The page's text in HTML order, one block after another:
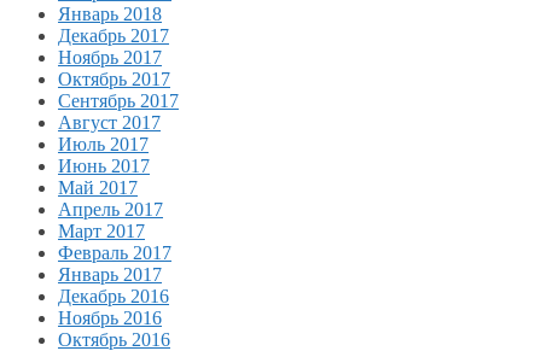
Январь 2018
Декабрь 2017
Ноябрь 2017
Октябрь 2017
Сентябрь 2017
Август 2017
Июль 2017
Июнь 2017
Май 2017
Апрель 2017
Март 2017
Февраль 2017
Январь 2017
Декабрь 2016
Ноябрь 2016
Октябрь 2016